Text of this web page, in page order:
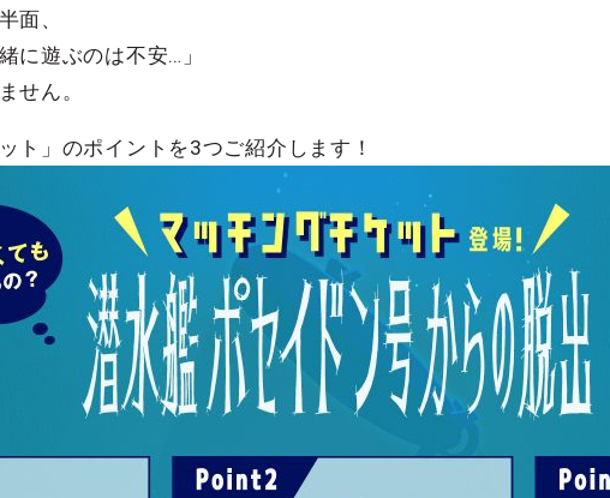
面、
に遊ぶのは不安…」
せん。
ト」のポイントを3つご紹介します！